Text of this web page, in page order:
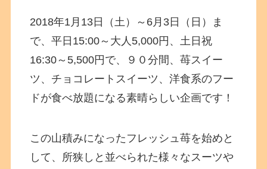
2018年1月13日（土）～6月3日（日）ま
で、平日15:00～大人5,000円、土日祝
16:30～5,500円で、９０分間、苺スイー
ツ、チョコレートスイーツ、洋食系のフー
ドが食べ放題になる素晴らしい企画です！
この山積みになったフレッシュ苺を始めと
して、所狭しと並べられた様々なスーツや